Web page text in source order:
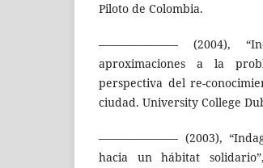
Piloto de Colombia.
——————— (2004),
aproximaciones a la
perspectiva del re-
ciudad. University College
——————— (2003),
hacia un hábitat